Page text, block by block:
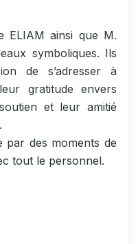
ELIAM ainsi que M.
symboliques. Ils
de s’adresser à
gratitude envers
et leur amitié
par des moments de
tout le personnel.